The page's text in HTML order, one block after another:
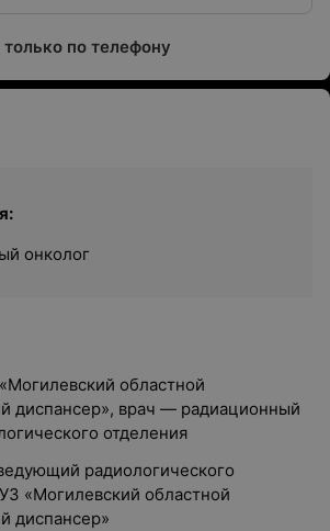
по телефону
онколог
областной
диспансер», врач — радиационный
отделения
радиологического
«Могилевский областной
диспансер»